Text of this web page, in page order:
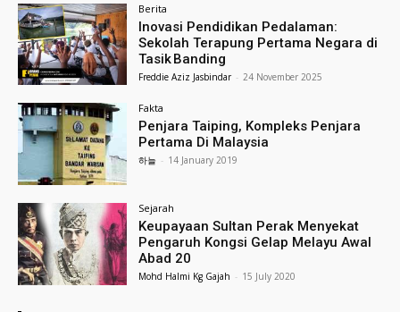
Berita
Inovasi Pendidikan Pedalaman:
Sekolah Terapung Pertama Negara di
Tasik Banding
Freddie Aziz Jasbindar - 24 November 2025
Fakta
Penjara Taiping, Kompleks Penjara
Pertama Di Malaysia
하늘 - 14 January 2019
Sejarah
Keupayaan Sultan Perak Menyekat
Pengaruh Kongsi Gelap Melayu Awal
Abad 20
Mohd Halmi Kg Gajah - 15 July 2020